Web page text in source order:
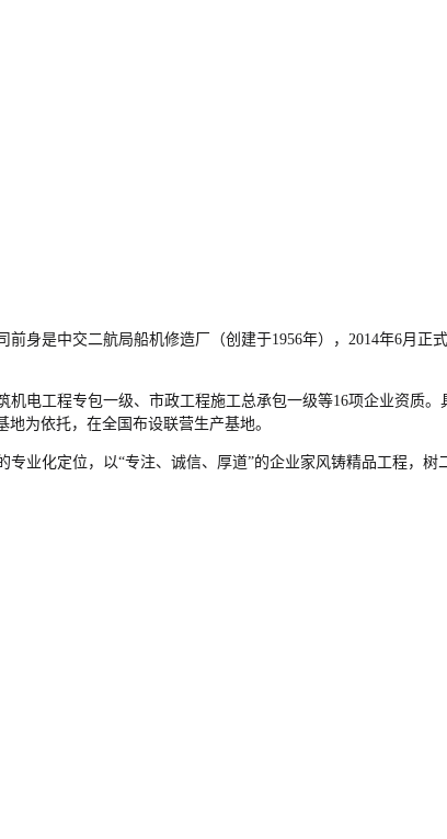
是中交二航局船机修造厂（创建于1956年），2014年6月正
电工程专包一级、市政工程施工总承包一级等16项企业资质。
为依托，在全国布设联营生产基地。
业化定位，以“专注、诚信、厚道”的企业家风铸精品工程，